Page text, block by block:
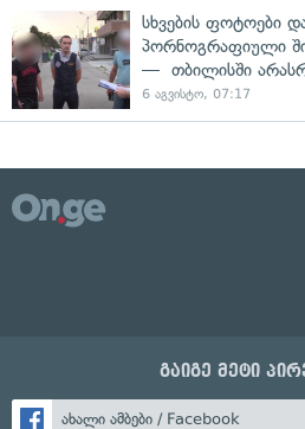
სხვების ფოტოები
პორნოგრაფიული
— თბილისში
6 აგვისტო, 07:17
გაიგე მეტი
ახალი ამბები / Facebook